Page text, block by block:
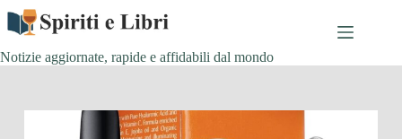
Salta
contenuto
Notizie aggiornate, rapide e affidabili dal mondo